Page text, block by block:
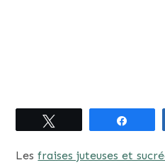
Lesfraises juteuses et